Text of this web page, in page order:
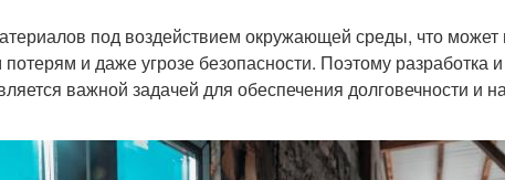
под воздействием окружающей среды, что может
и даже угрозе безопасности. Поэтому разработка
важной задачей для обеспечения долговечности и